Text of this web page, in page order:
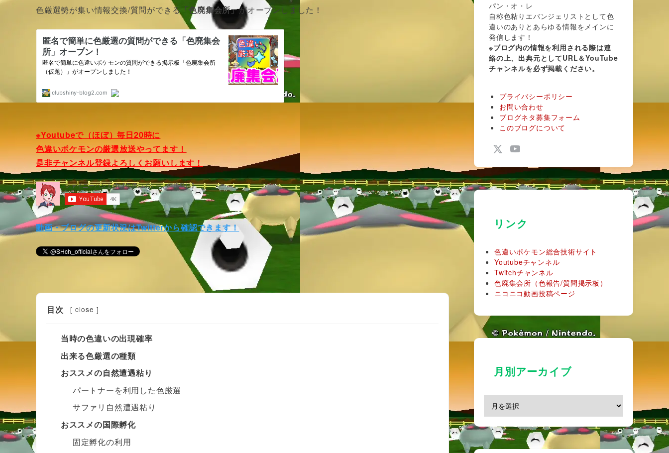
色厳選勢が集い情報交換/質問ができる「色廃集会所」がオープンしました！
※Youtubeで（ほぼ）毎日20時に
色違いポケモンの厳選放送やってます！
是非チャンネル登録よろしくお願いします！
動画・ブログの更新状況はTwitterから確認できます！
目次 [ close ]
当時の色違いの出現確率
出来る色厳選の種類
おススメの自然遭遇粘り
パートナーを利用した色厳選
サファリ自然遭遇粘り
おススメの国際孵化
固定孵化の利用
パン・オ・レ
自称色粘りエバンジェリストとして色
違いのありとあらゆる情報をメインに
発信します！
※ブログ内の情報を利用される際は連
絡の上、出典元としてURL＆YouTube
チャンネルを必ず掲載ください。
プライバシーポリシー
お問い合わせ
ブログネタ募集フォーム
このブログについて
リンク
色違いポケモン総合技術サイト
Youtubeチャンネル
Twitchチャンネル
色廃集会所（色報告/質問掲示板）
ニコニコ動画投稿ページ
月別アーカイブ